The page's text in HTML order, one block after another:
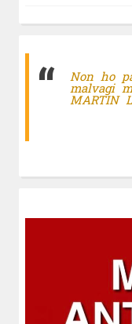
Non ho
malvagi
MARTIN